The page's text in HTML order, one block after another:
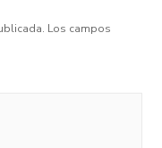
Los campos